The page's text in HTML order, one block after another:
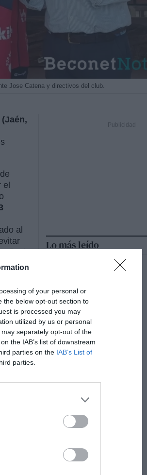
of your personal or
the below opt-out section to
is processed you may
utilized by us or personal
separately opt-out of the
the IAB’s list of downstream
parties on the IAB’s List of
parties.
Jose Catena y directivos del club.
el
al
final
y
,
para
B,
en
Lo más leído